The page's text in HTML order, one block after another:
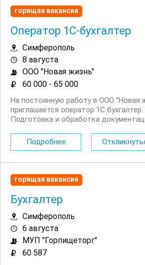
горящая вакансия
Оператор 1С-бухгалтер
Симферополь
8 августа
ООО "Новая жизнь"
60 000 - 65 000
На постоянную работу в ООО “Новая
приглашается оператор 1C
Подготовка и обработка
представителей на отгрузку товара в
Работа с базой...
Подробнее
горящая вакансия
Бухгалтер
Симферополь
6 августа
МУП "Горпищеторг"
60 587